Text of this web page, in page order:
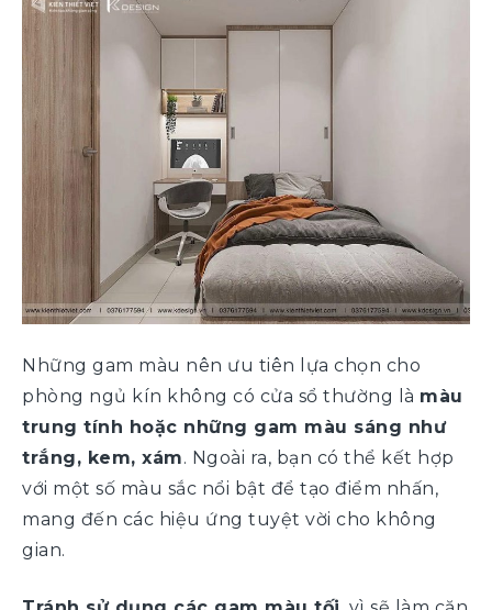
Những gam màu nên ưu tiên lựa chọn cho
phòng ngủ kín không có cửa sổ thường là màu
trung tính hoặc những gam màu sáng như
trắng, kem, xám. Ngoài ra, bạn có thể kết hợp
với một số màu sắc nổi bật để tạo điểm nhấn,
mang đến các hiệu ứng tuyệt vời cho không
gian.